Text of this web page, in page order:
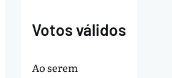
Votos válidos
Ao serem